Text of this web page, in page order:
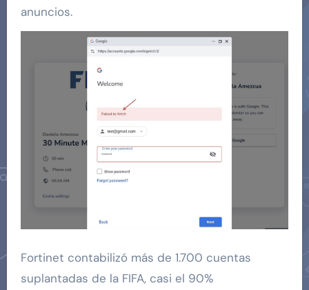
anuncios.
Fortinet contabilizó más de 1.700 cuentas
suplantadas de la FIFA, casi el 90%